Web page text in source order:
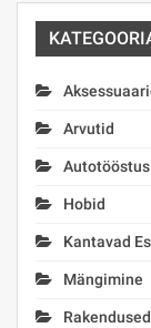
Arvutid
Autotööstus
Hobid
Kantavad
Mängimine
Rakendused